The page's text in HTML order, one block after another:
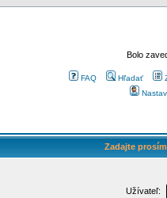
Bolo
FAQ Hľadať
Zadajte
Užívateľ: